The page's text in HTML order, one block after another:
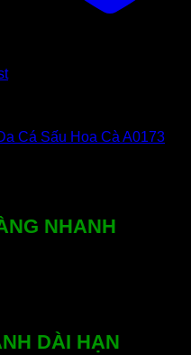
Cá Sấu Hoa Cà A0173
NHANH
DÀI HẠN